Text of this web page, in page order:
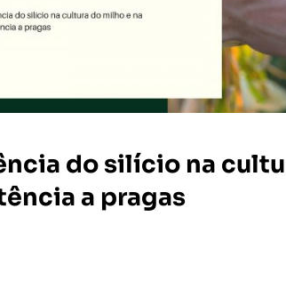
do silício na
a pragas